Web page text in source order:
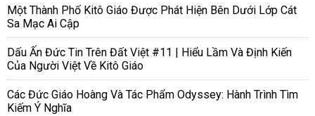
Một Thành Phố Kitô Giáo Được Phát Hiện Bên Dưới Lớp Cát
Sa Mạc Ai Cập
Dấu Ấn Đức Tin Trên Đất Việt #11 | Hiểu Lầm Và Định Kiến
Của Người Việt Về Kitô Giáo
Các Đức Giáo Hoàng Và Tác Phẩm Odyssey: Hành Trình Tìm
Kiếm Ý Nghĩa